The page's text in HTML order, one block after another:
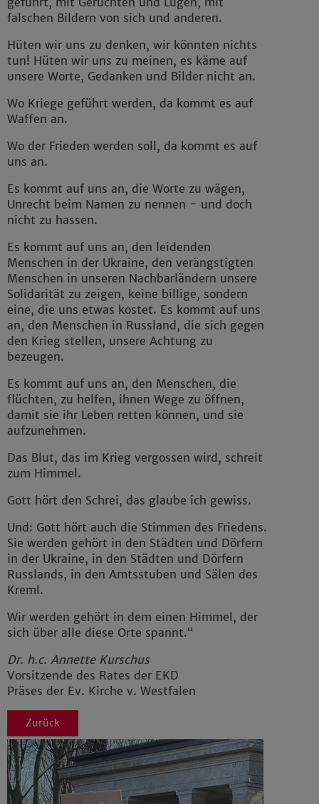
falschen Bildern von sich und anderen.
Hüten wir uns zu denken, wir könnten nichts
tun! Hüten wir uns zu meinen, es käme auf
unsere Worte, Gedanken und Bilder nicht an.
Wo Kriege geführt werden, da kommt es auf
Waffen an.
Wo der Frieden werden soll, da kommt es auf
uns an.
Es kommt auf uns an, die Worte zu wägen,
Unrecht beim Namen zu nennen - und doch
nicht zu hassen.
Es kommt auf uns an, den leidenden
Menschen in der Ukraine, den verängstigten
Menschen in unseren Nachbarländern unsere
Solidarität zu zeigen, keine billige, sondern
eine, die uns etwas kostet. Es kommt auf uns
an, den Menschen in Russland, die sich gegen
den Krieg stellen, unsere Achtung zu
bezeugen.
Es kommt auf uns an, den Menschen, die
flüchten, zu helfen, ihnen Wege zu öffnen,
damit sie ihr Leben retten können, und sie
aufzunehmen.
Das Blut, das im Krieg vergossen wird, schreit
zum Himmel.
Gott hört den Schrei, das glaube ich gewiss.
Und: Gott hört auch die Stimmen des Friedens.
Sie werden gehört in den Städten und Dörfern
in der Ukraine, in den Städten und Dörfern
Russlands, in den Amtsstuben und Sälen des
Kreml.
Wir werden gehört in dem einen Himmel, der
sich über alle diese Orte spannt.“
Dr. h.c. Annette Kurschus
Vorsitzende des Rates der EKD
Präses der Ev. Kirche v. Westfalen
Zurück